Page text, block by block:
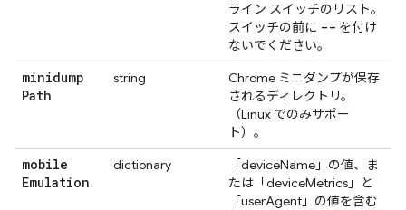
ライン スイッチのリスト。
スイッチの前に -- を付け
ないでください。
minidump
Path
string
Chrome ミニダンプが保存
されるディレクトリ。
（Linux でのみサポー
ト）。
mobile
Emulation
dictionary
「deviceName」の値、ま
たは「deviceMetrics」と
「userAgent」の値を含む